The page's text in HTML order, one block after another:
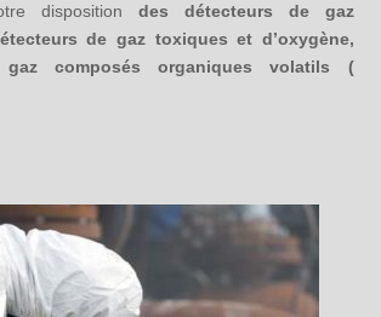
disposition des détecteurs de gaz
de gaz toxiques et d’oxygène,
composés organiques volatils (